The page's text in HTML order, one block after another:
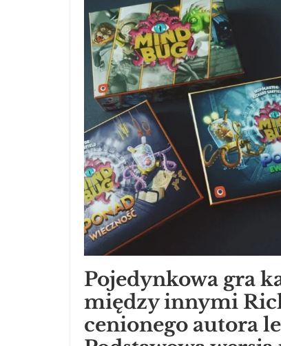
Pojedynkowa gra
między innymi
cenionego autora